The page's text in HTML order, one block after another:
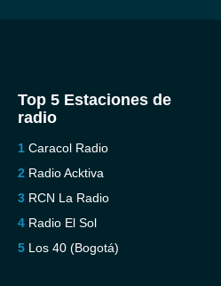
Top 5 Estaciones de
radio
Caracol Radio
Radio Acktiva
RCN La Radio
Radio El Sol
Los 40 (Bogotá)